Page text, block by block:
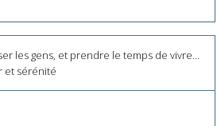
les gens, et prendre le temps de vivre...
et sérénité